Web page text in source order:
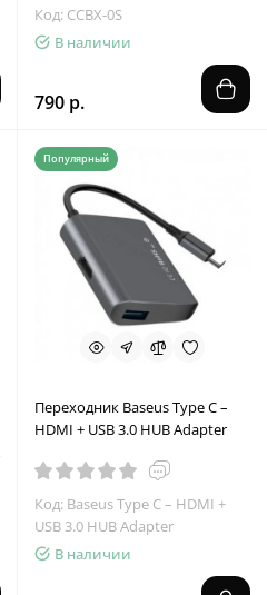
Код: CCBX-0S
В наличии
790 р.
Популярный
Переходник Baseus Type C –
HDMI + USB 3.0 HUB Adapter
Код: Baseus Type C – HDMI +
USB 3.0 HUB Adapter
В наличии